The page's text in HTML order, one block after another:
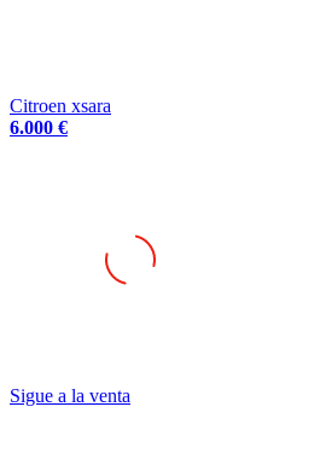
Citroen xsara
6.000 €
Sigue a la venta